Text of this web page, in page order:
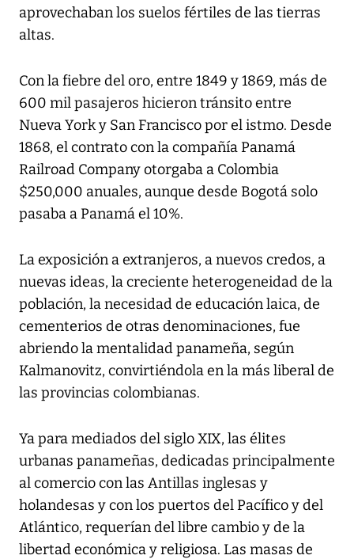
aprovechaban los suelos fértiles de las tierras
altas.
Con la fiebre del oro, entre 1849 y 1869, más de
600 mil pasajeros hicieron tránsito entre
Nueva York y San Francisco por el istmo. Desde
1868, el contrato con la compañía Panamá
Railroad Company otorgaba a Colombia
$250,000 anuales, aunque desde Bogotá solo
pasaba a Panamá el 10%.
La exposición a extranjeros, a nuevos credos, a
nuevas ideas, la creciente heterogeneidad de la
población, la necesidad de educación laica, de
cementerios de otras denominaciones, fue
abriendo la mentalidad panameña, según
Kalmanovitz, convirtiéndola en la más liberal de
las provincias colombianas.
Ya para mediados del siglo XIX, las élites
urbanas panameñas, dedicadas principalmente
al comercio con las Antillas inglesas y
holandesas y con los puertos del Pacífico y del
Atlántico, requerían del libre cambio y de la
libertad económica y religiosa. Las masas de